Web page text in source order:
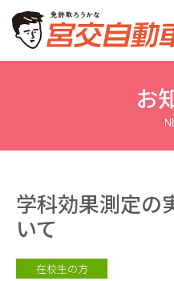
お
学科効果測定の
いて
在校生の方